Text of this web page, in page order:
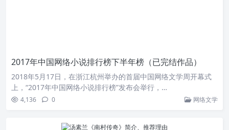
2017年中国网络小说排行榜下半年榜（已完结作品）
2018年5月17日，在浙江杭州举办的首届中国网络文学周开幕式
上，“2017年中国网络小说排行榜”发布会举行，…
4,136 0 网络文学